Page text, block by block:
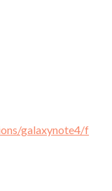
galaxynote4/f